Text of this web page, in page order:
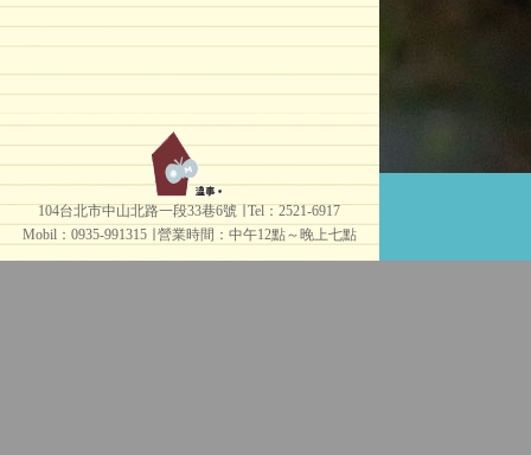
104台北市中山北路一段33巷6號 ∣ Tel：2521-6917
Mobil：0935-991315 ∣
營業時間：中午12點～晚上七點